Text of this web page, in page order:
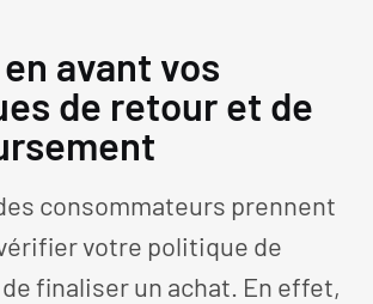
avant vos
de retour et de
consommateurs prennent
votre politique de
finaliser un achat. En effet,